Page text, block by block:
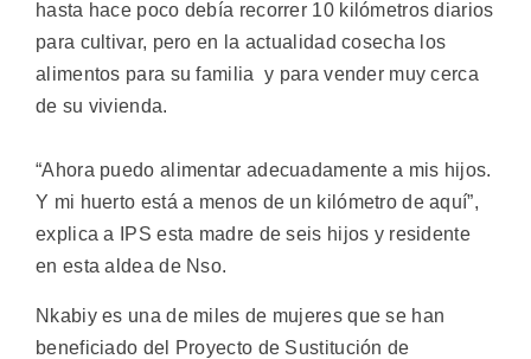
hasta hace poco debía recorrer 10 kilómetros diarios
para cultivar, pero en la actualidad cosecha los
alimentos para su familia y para vender muy cerca
de su vivienda.
“Ahora puedo alimentar adecuadamente a mis hijos.
Y mi huerto está a menos de un kilómetro de aquí”,
explica a IPS esta madre de seis hijos y residente
en esta aldea de Nso.
Nkabiy es una de miles de mujeres que se han
beneficiado del Proyecto de Sustitución de